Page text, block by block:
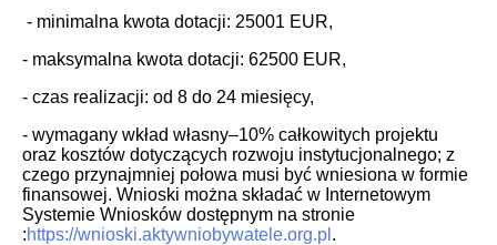
- minimalna kwota dotacji: 25001 EUR,
- maksymalna kwota dotacji: 62500 EUR,
- czas realizacji: od 8 do 24 miesięcy,
- wymagany wkład własny–10% całkowitych projektu
oraz kosztów dotyczących rozwoju instytucjonalnego; z
czego przynajmniej połowa musi być wniesiona w formie
finansowej. Wnioski można składać w Internetowym
Systemie Wniosków dostępnym na stronie
:https://wnioski.aktywniobywatele.org.pl .